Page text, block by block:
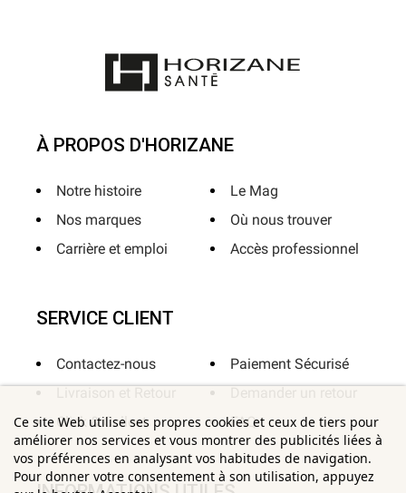
Ce site Web utilise ses propres cookies et ceux de tiers pour
améliorer nos services et vous montrer des publicités liées à
vos préférences en analysant vos habitudes de navigation.
Pour donner votre consentement à son utilisation, appuyez
À PROPOS D'HORIZANE
Notre histoire
Nos marques
Carrière et emploi
Le Mag
Où nous trouver
Accès professionnel
SERVICE CLIENT
Contactez-nous
Click & Collect
Paiement Sécurisé
FAQ